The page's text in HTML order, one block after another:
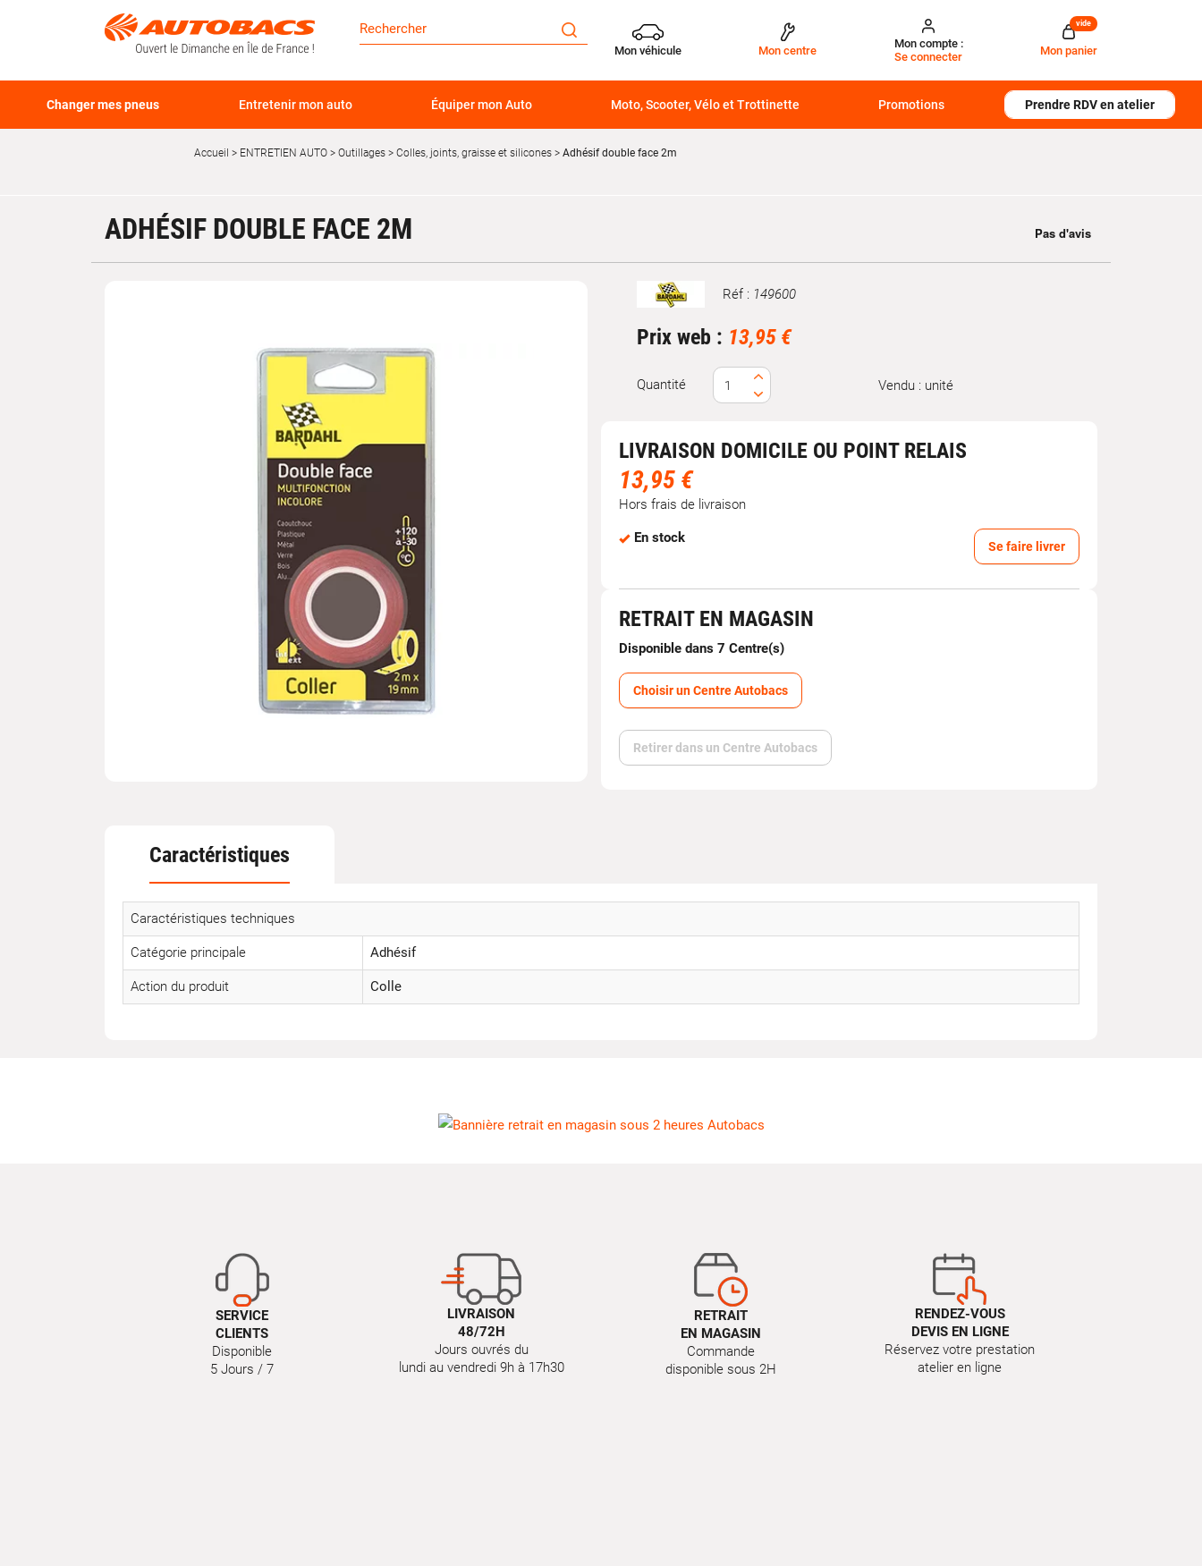
Mon véhicule Mon centre
Mon compte :
Se connecter
Mon panier
vide
Changer mes pneus Entretenir mon auto Équiper mon Auto Moto, Scooter, Vélo et Trottinette Promotions Prendre RDV en atelier
Accueil ENTRETIEN AUTO Outillages Colles, joints, graisse et silicones Adhésif double face 2m
ADHÉSIF DOUBLE FACE 2M
Marque Réf : 149600
Prix web : 13,95 €
Quantité Vendu : unité
LIVRAISON DOMICILE OU POINT RELAIS
13,95 €
Hors frais de livraison
En stock
Se faire livrer
RETRAIT EN MAGASIN
Disponible dans 7 Centre(s)
Choisir un Centre Autobacs
Retirer dans un Centre Autobacs
Caractéristiques
Caractéristiques techniques
Catégorie principale Adhésif
Action du produit Colle
SERVICE
CLIENTS
Disponible
5 Jours / 7
LIVRAISON
48/72H
Jours ouvrés du
lundi au vendredi 9h à 17h30
RETRAIT
EN MAGASIN
Commande
disponible sous 2H
RENDEZ-VOUS
DEVIS EN LIGNE
Réservez votre prestation
atelier en ligne